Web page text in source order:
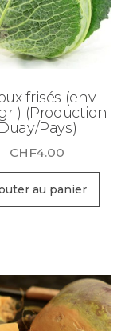
frisés (env.
) (Production
Duay/Pays)
CHF4.00
au panier